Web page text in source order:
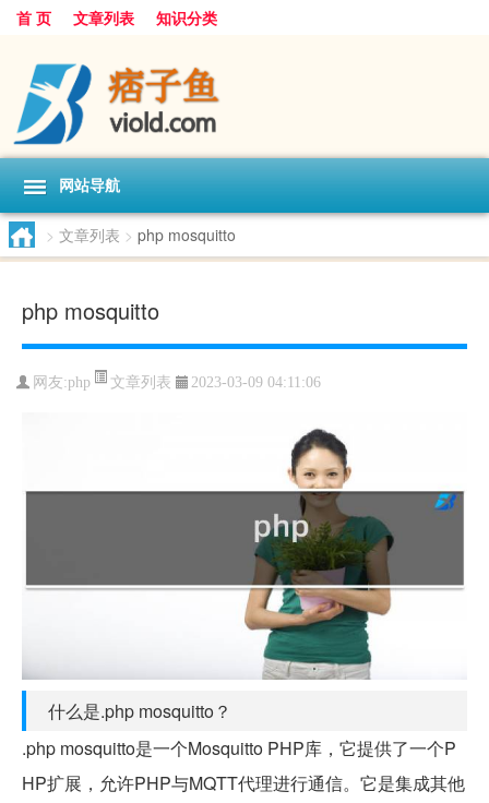
首 页 文章列表 知识分类
网站导航
> 文章列表 > php mosquitto
php mosquitto
网友:php 文章列表 2023-03-09 04:11:06
什么是.php mosquitto？
.php mosquitto是一个Mosquitto PHP库，它提供了一个P
HP扩展，允许PHP与MQTT代理进行通信。它是集成其他